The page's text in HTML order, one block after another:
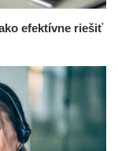
efektívne riešiť